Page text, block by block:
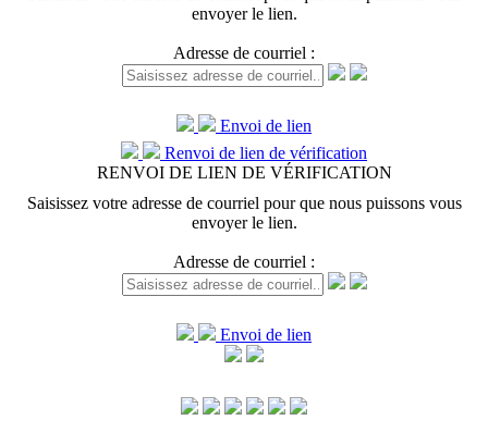
envoyer le lien.
Adresse de courriel :
Envoi de lien
Renvoi de lien de vérification
RENVOI DE LIEN DE VÉRIFICATION
Saisissez votre adresse de courriel pour que nous puissons vous
envoyer le lien.
Adresse de courriel :
Envoi de lien